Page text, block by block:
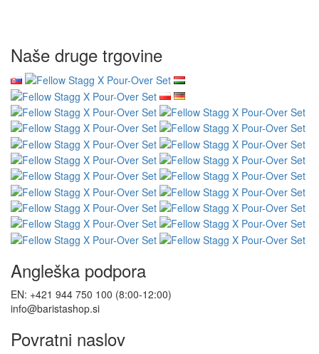
Naše druge trgovine
Angleška podpora
EN: +421 944 750 100 (8:00-12:00)
info@baristashop.si
Povratni naslov